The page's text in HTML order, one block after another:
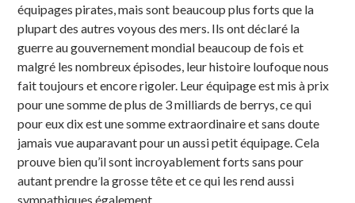
équipages pirates, mais sont beaucoup plus forts que la
plupart des autres voyous des mers. Ils ont déclaré la
guerre au gouvernement mondial beaucoup de fois et
malgré les nombreux épisodes, leur histoire loufoque nous
fait toujours et encore rigoler. Leur équipage est mis à prix
pour une somme de plus de 3 milliards de berrys, ce qui
pour eux dix est une somme extraordinaire et sans doute
jamais vue auparavant pour un aussi petit équipage. Cela
prouve bien qu’il sont incroyablement forts sans pour
autant prendre la grosse tête et ce qui les rend aussi
sympathiques également.